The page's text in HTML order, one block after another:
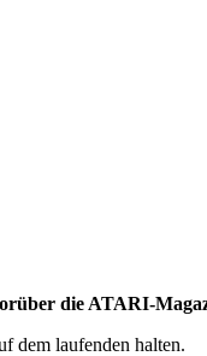
die ATARI-
dem laufenden halten.